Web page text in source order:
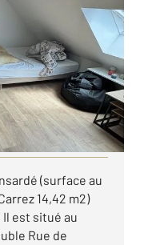
(surface au
14,42 m2)
est situé au
Rue de